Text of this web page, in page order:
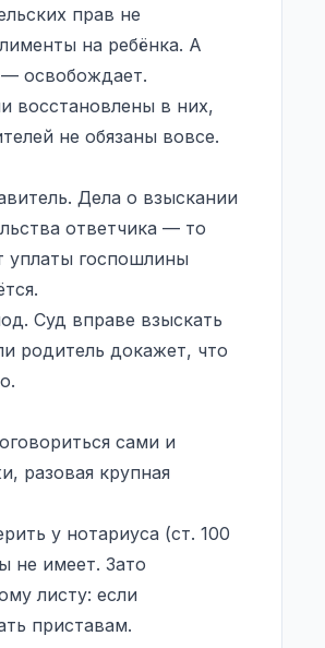
прав не
на ребёнка. А
— освобождает.
восстановлены в них,
не обязаны вовсе.
Дела о взыскании
ответчика — то
уплаты госпошлины
Суд вправе взыскать
родитель докажет, что
сами и
разовая крупная
у нотариуса (ст. 100
не имеет. Зато
листу: если
приставам.